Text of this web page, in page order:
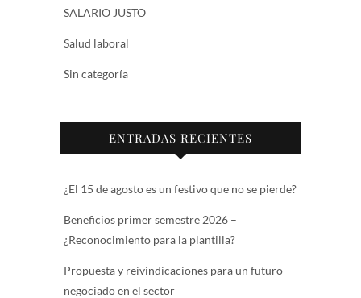
SALARIO JUSTO
Salud laboral
Sin categoría
ENTRADAS RECIENTES
¿El 15 de agosto es un festivo que no se pierde?
Beneficios primer semestre 2026 –
¿Reconocimiento para la plantilla?
Propuesta y reivindicaciones para un futuro
negociado en el sector